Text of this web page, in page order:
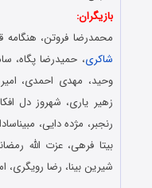
بازیگران:
محمدرضا فروتن، هنگامه
شاکری، حمیدرضا پگاه،
وحید، مهدی احمدی، امیر
زهیر یاری، شهروز دل
رنجبر، مژده دایی،
بیتا فرهی، عزت الله
شیرین بینا، رضا رویگری،